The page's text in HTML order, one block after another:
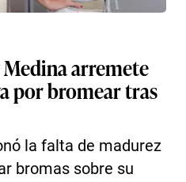
Medina arremete
por bromear tras
la falta de madurez
bromas sobre su